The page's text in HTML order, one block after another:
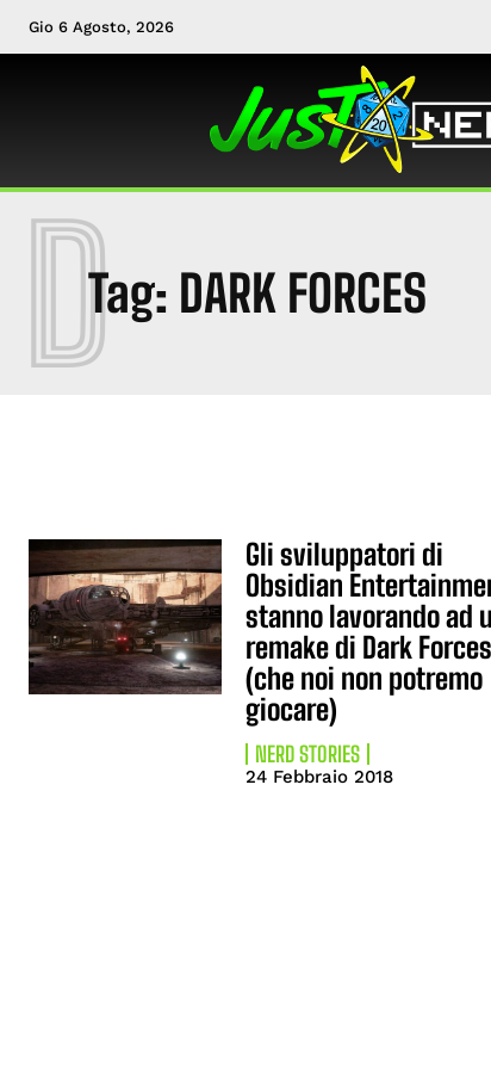
Gio 6 Agosto, 2026
Tag: DARK FORCES
D
Gli sviluppatori di
Obsidian
stanno lavorando ad
remake di Dark Forces
(che noi non potremo
giocare)
NERD STORIES
24 Febbraio 2018